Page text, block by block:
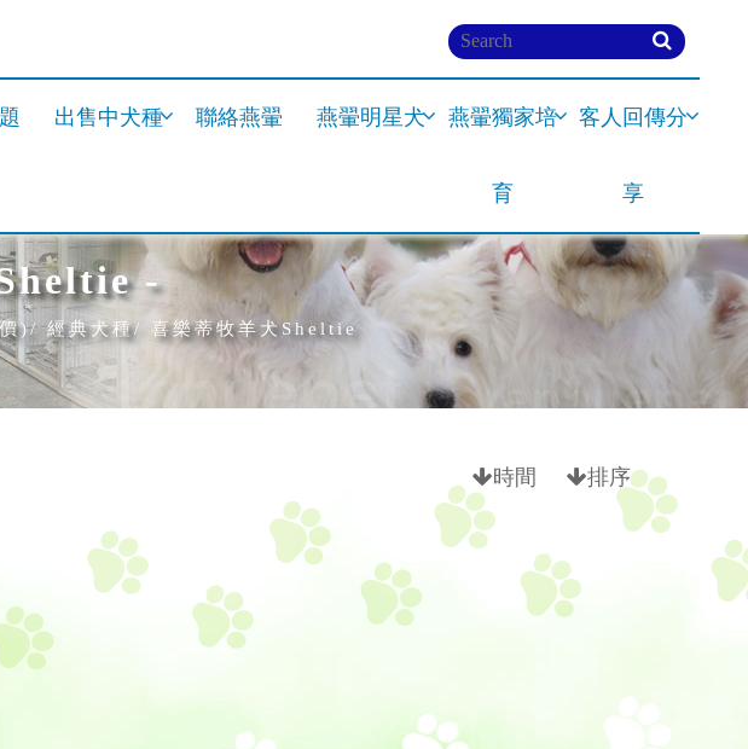
出售中犬種 聯絡燕翬 燕翬明星犬 燕翬獨家培
育
客人回傳分
享
-
) 經典犬種 喜樂蒂牧羊犬Sheltie
時間 排序